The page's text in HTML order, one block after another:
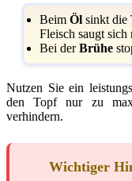
Beim Öl sinkt die
Fleisch saugt
Bei derBrühe
Nutzen Sie ein
den Topf nur zu
verhindern.
Wichtiger